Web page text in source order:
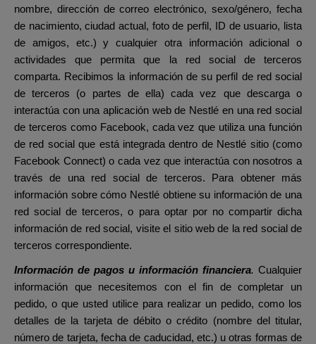
nombre, dirección de correo electrónico, sexo/género, fecha
de nacimiento, ciudad actual, foto de perfil, ID de usuario, lista
de amigos, etc.) y cualquier otra información adicional o
actividades que permita que la red social de terceros
comparta. Recibimos la información de su perfil de red social
de terceros (o partes de ella) cada vez que descarga o
interactúa con una aplicación web de Nestlé en una red social
de terceros como Facebook, cada vez que utiliza una función
de red social que está integrada dentro de Nestlé sitio (como
Facebook Connect) o cada vez que interactúa con nosotros a
través de una red social de terceros. Para obtener más
información sobre cómo Nestlé obtiene su información de una
red social de terceros, o para optar por no compartir dicha
información de red social, visite el sitio web de la red social de
terceros correspondiente.
Información de pagos u información financiera. Cualquier
información que necesitemos con el fin de completar un
pedido, o que usted utilice para realizar un pedido, como los
detalles de la tarjeta de débito o crédito (nombre del titular,
número de tarjeta, fecha de caducidad, etc.) u otras formas de